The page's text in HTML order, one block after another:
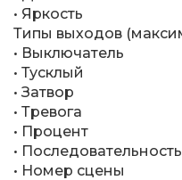
• Яркость
Типы выходов
• Выключатель
• Тусклый
• Затвор
• Тревога
• Процент
• Последовательность
• Номер сцены